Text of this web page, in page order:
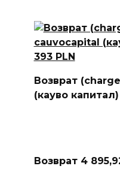
Возврат
(кауво
Возврат 4